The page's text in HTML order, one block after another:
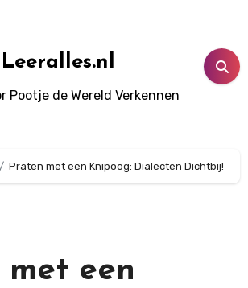
Leeralles.nl
Pootje de Wereld Verkennen
Praten met een Knipoog: Dialecten Dichtbij!
met een